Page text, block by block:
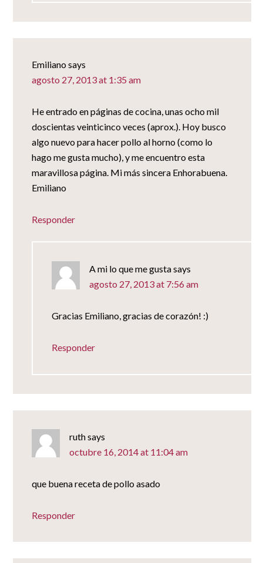
Emilianosays
agosto 27, 2013 at 1:35 am
He entrado en páginas de cocina, unas ocho mil
doscientas veinticinco veces (aprox.). Hoy busco
algo nuevo para hacer pollo al horno (como lo
hago me gusta mucho), y me encuentro esta
maravillosa página. Mi más sincera Enhorabuena.
Emiliano
Responder
A mi lo que me gustasays
agosto 27, 2013 at 7:56 am
Gracias Emiliano, gracias de corazón! :)
Responder
ruthsays
octubre 16, 2014 at 11:04 am
que buena receta de pollo asado
Responder